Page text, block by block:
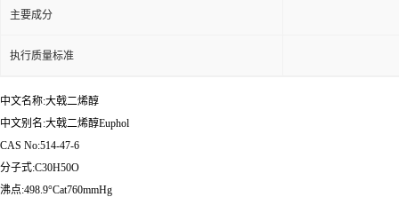
主要成分
执行质量标准
中文名称:大戟二烯醇
中文别名:大戟二烯醇Euphol
CAS No:514-47-6
分子式:C30H50O
沸点:498.9°Cat760mmHg